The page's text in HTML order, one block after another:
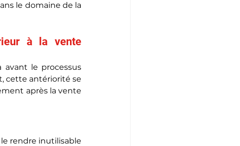
le domaine de la
à la vente
le processus
cette antériorité se
après la vente
rendre inutilisable